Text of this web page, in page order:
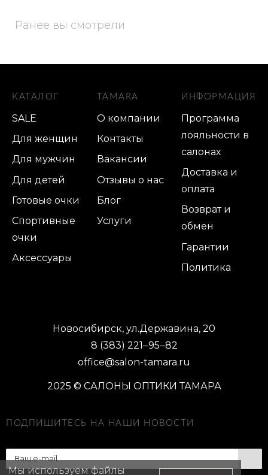
Ранее вы смотрели
КАТАЛОГ
SALE
Для женщин
Для мужчин
Для детей
Готовые очки
Спортивные
очки
Аксессуары
TAMARA
О компании
Контакты
Вакансии
Отзывы о нас
Блог
Услуги
ИНФОРМАЦИЯ
Программа
лояльности в
салонах
Доставка и
оплата
Возврат и
обмен
Гарантии
Политика
Новосибирск, ул.Державина, 20
8 (383) 221‒95‒82
office@salon-tamara.ru
2025 © САЛОНЫ ОПТИКИ ТАМАРА
ПОДПИШИТЕСЬ НА НАШИ НОВОСТИ
Мы используем файлы